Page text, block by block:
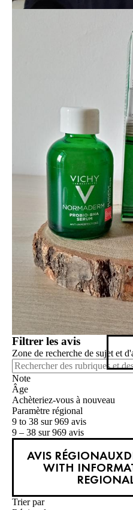
Filtrer les avis
Zone de recherche de sujet et
Note
Âge
Achèteriez-vous à nouveau
Paramètre régional
9 to 38 sur 969 avis
9 – 38 sur 969 avis
AVIS RÉGIONAUX
WITH
Trier par